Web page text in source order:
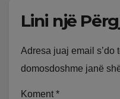
Lini një
Adresa juaj email s’do
domosdoshme janë
Koment *